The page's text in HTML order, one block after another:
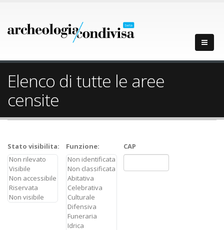
Elenco di tutte le aree
censite
Stato visibilita: Funzione: CAP